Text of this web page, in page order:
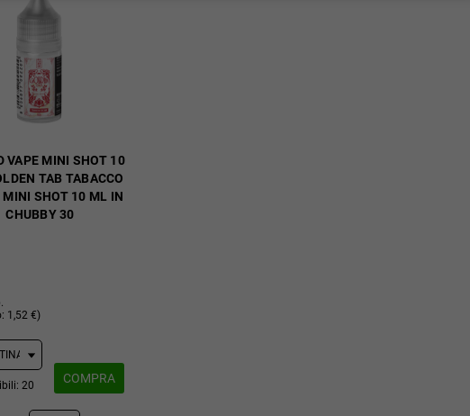
VAPE MINI SHOT 10
TAB TABACCO
MINI SHOT 10 ML IN
CHUBBY 30
1,52 €)
20
COMPRA